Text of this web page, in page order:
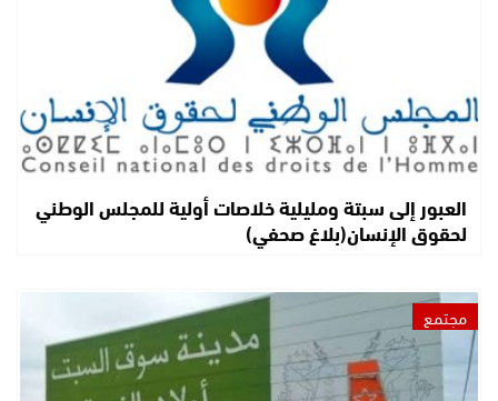
العبور إلى سبتة ومليلية خلاصات أولية للمجلس الوطني
لحقوق الإنسان(بلاغ صحفي)
مجتمع